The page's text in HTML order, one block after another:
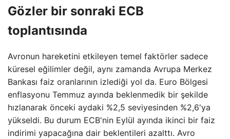
Gözler bir sonraki ECB
toplantısında
Avronun hareketini etkileyen temel faktörler sadece
küresel eğilimler değil, aynı zamanda Avrupa Merkez
Bankası faiz oranlarının izlediği yol da. Euro Bölgesi
enflasyonu Temmuz ayında beklenmedik bir şekilde
hızlanarak önceki aydaki %2,5 seviyesinden %2,6'ya
yükseldi. Bu durum ECB'nin Eylül ayında ikinci bir faiz
indirimi yapacağına dair beklentileri azalttı. Avro